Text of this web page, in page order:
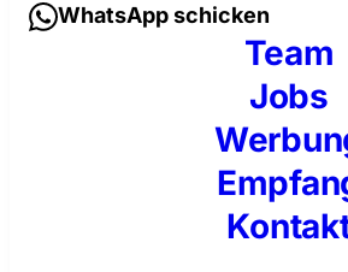
WhatsApp schicken
Team
Jobs